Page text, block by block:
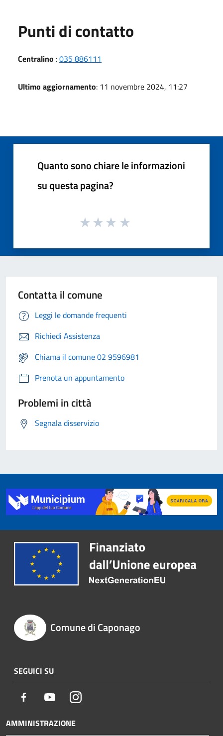
Punti di contatto
Centralino :035 886111
Ultimo aggiornamento: 11 novembre 2024, 11:27
Quanto sono chiare le informazioni
su questa pagina?
Contatta il comune
Leggi le domande frequenti
Richiedi Assistenza
Chiama il comune 02 9596981
Prenota un appuntamento
Problemi in città
Segnala disservizio
Comune di Caponago
SEGUICI SU
Facebook YoutubeInstagram
AMMINISTRAZIONE